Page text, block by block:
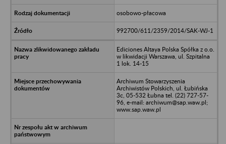
osobowo-płacowa
992700/611/2359/2014/SAK-WJ-1
Ediciones Altaya Polska Spółka z o.o.
w likwidacji Warszawa, ul. Szpitalna
1 lok. 14-15
Archiwum Stowarzyszenia
Archiwistów Polskich, ul. Łubińska
3c, 05-532 Łubna tel. (22) 727-57-
96, e-mail: archiwum@sap.waw.pl;
www.sap.waw.pl